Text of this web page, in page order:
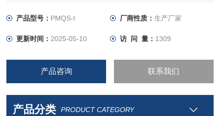
产品型号： PMQS-I 厂商性质： 生产厂家
更新时间： 2025-05-10 访 问 量： 1309
产品咨询 联系我们
产品分类 PRODUCT CATEGORY